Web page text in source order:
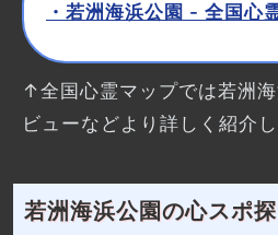
・若洲海浜公園 - 全国心
↑全国心霊マップでは若洲
ビューなどより詳しく紹介し
若洲海浜公園の心スポ